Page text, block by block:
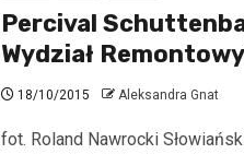
Percival
Wydział
18/10/2015 Aleksandra Gnat
fot. Roland Nawrocki